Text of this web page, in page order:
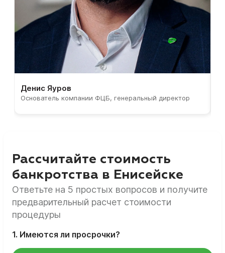
Денис Яуров
Основатель компании ФЦБ, генеральный директор
Рассчитайте стоимость
банкротства в Енисейске
Ответьте на 5 простых вопросов и получите
предварительный расчет стоимости
процедуры
1. Имеются ли просрочки?